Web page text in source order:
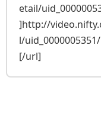
etail/
]http://
l/
[/url]